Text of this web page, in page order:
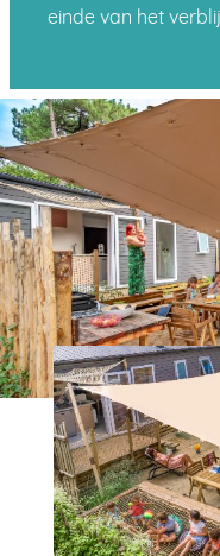
einde van het